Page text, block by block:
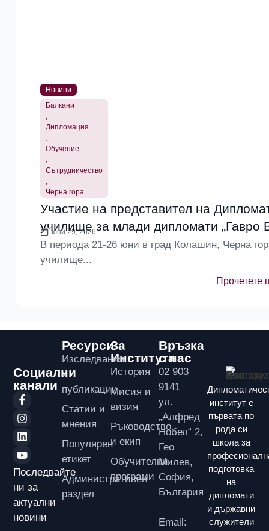
Новини
Балкани
Дипломация
Обучение
Сътрудничество
Черна гора
Участие на представител на
училище за млади дипломати „Гавро
юни 29, 2026
В периода 21-26 юни в град Колашин, Черна
училище...
Прочетете
институт е
първата по
рода си
школа за
подготовка
на
дипломати
и държавни
служители
За
Института
История
Мисия и
визия
Ръководство
и екип
Обучителни
програми
Ресурси
Изследвания
и
публикации
Статии и
мнения
Популярен
етикет
Административен
раздел
Връзка
с нас
02 903
9141
ул.
„Алфред
Нобел“ 2,
Гео
Милев,
София,
България
Email:
Социални
канали
Последвайте
ни за
актуални
новини